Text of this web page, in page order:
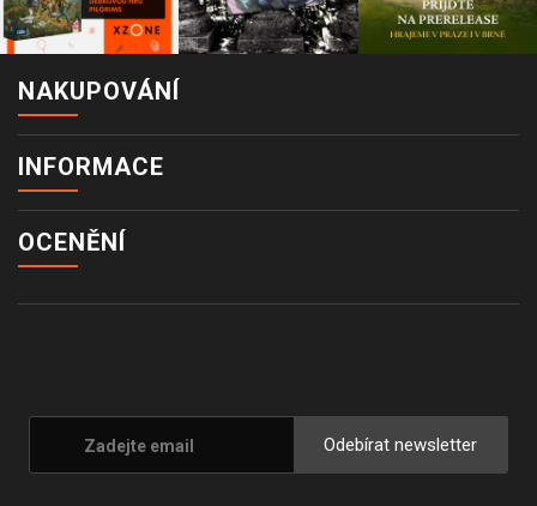
NAKUPOVÁNÍ
INFORMACE
OCENĚNÍ
Odebírat newsletter